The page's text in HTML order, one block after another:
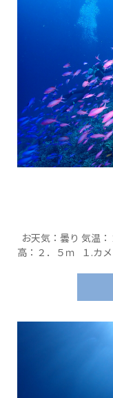
お天気：曇り 気温
高：２．５ｍ １.カ